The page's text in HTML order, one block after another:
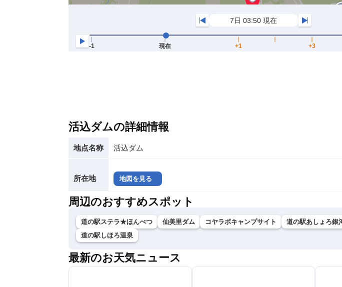
活込ダムの詳細情報
地点名称 活込ダム
所在地 地図を見る
周辺のおすすめスポット
道の駅ステラ★ほんべつ 仙美里ダム コヤラボキャンプサイト
道の駅あしょろ銀
道の駅しほろ温泉
最新のお天気ニュース